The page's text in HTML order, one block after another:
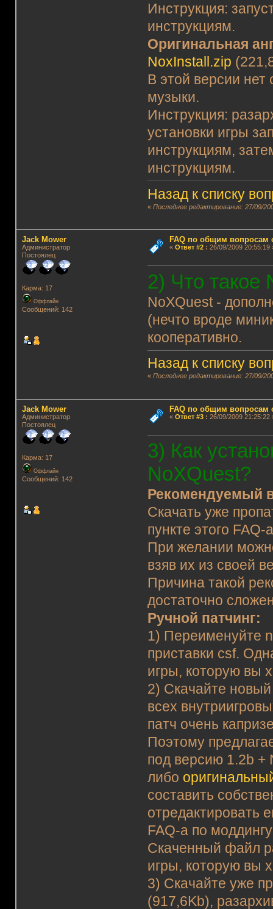
Инструкция:
инструкциям.
Оригинальная
NoxInstall.zip
В этой версии нет
музыки.
Инструкция:
установки игры
инструкциям,
инструкциям.
Назад к списку
«Последнее редактирование: 27/09/
Jack Mower
Администратор
Постоялец
Карма: 17
Оффлайн
Сообщений: 142
FAQ по общим вопросам
« Ответ #2: 26/09/2009 20:55:19
2) Что такое
NoXQuest -
(нечто вроде
кооперативно.
Назад к списку
«Последнее редактирование: 27/09/
Jack Mower
Администратор
Постоялец
Карма: 17
Оффлайн
Сообщений: 142
FAQ по общим вопросам
« Ответ #3: 26/09/2009 21:25:22
3) Как
NoXQuest?
Рекомендуемый
Скачать уже
пункте этого FAQ-
При желании
взяв их из своей
Причина такой
достаточно
Ручной патчинг:
1) Переименуйте
приставки csf.
игры, которую вы
2) Скачайте
всех
патч очень
Поэтому
под версию 1.2b +
либо
составить
отредактировать
FAQ-а по
Скаченный файл
игры, которую вы
3) Скачайте уже
(917,6Kb),